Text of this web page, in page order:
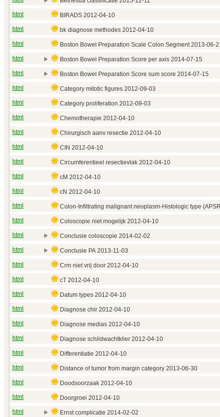
html
BIRADS 2012‑04‑10
html
bk diagnose methodes 2012‑04‑10
html
Boston Bowel Preparation Scale Colon Segment
html
Boston Bowel Preparation Score per axis 2014‑07‑15
html
Boston Bowel Preparation Score sum score 2014‑07‑15
html
Category mitotic figures 2012‑09‑03
html
Category proliferation 2012‑09‑03
html
Chemotherapie 2012‑04‑10
html
Chirurgisch aanv resectie 2012‑04‑10
html
CIN 2012‑04‑10
html
Circumferentieel resectievlak 2012‑04‑10
html
cM 2012‑04‑10
html
cN 2012‑04‑10
html
Colon-Infiltrating malignant neoplasm-Histologic type
html
Coloscopie niet mogelijk 2012‑04‑10
html
Conclusie coloscopie 2014‑02‑02
html
Conclusie PA 2013‑11‑03
html
Crm niet vrij door 2012‑04‑10
html
cT 2012‑04‑10
html
Datum types 2012‑04‑10
html
Diagnose chir 2012‑04‑10
html
Diagnose medias 2012‑04‑10
html
Diagnose schildwachtklier 2012‑04‑10
html
Differentiatie 2012‑04‑10
html
Distance of tumor from margin category 2013‑06‑30
html
Doodsoorzaak 2012‑04‑10
html
Doorgroei 2012‑04‑10
html
Ernst complicatie 2014‑02‑02